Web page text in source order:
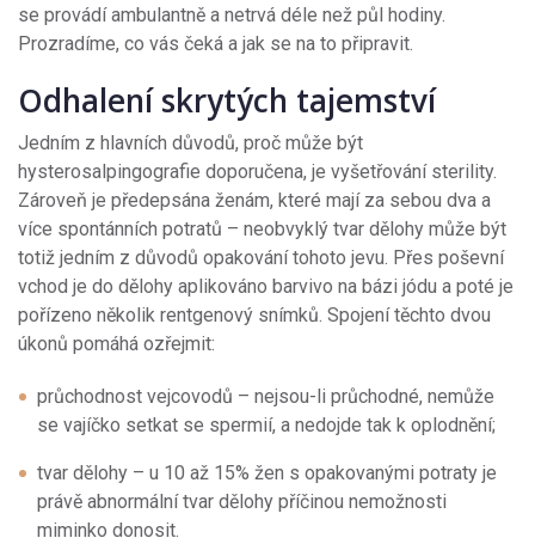
se provádí ambulantně a netrvá déle než půl hodiny.
Prozradíme, co vás čeká a jak se na to připravit.
Odhalení skrytých tajemství
Jedním z hlavních důvodů, proč může být
hysterosalpingografie doporučena, je vyšetřování sterility.
Zároveň je předepsána ženám, které mají za sebou dva a
více spontánních potratů – neobvyklý tvar dělohy může být
totiž jedním z důvodů opakování tohoto jevu. Přes poševní
vchod je do dělohy aplikováno barvivo na bázi jódu a poté je
pořízeno několik rentgenový snímků. Spojení těchto dvou
úkonů pomáhá ozřejmit:
průchodnost vejcovodů – nejsou-li průchodné, nemůže
se vajíčko setkat se spermií, a nedojde tak k oplodnění;
tvar dělohy – u 10 až 15% žen s opakovanými potraty je
právě abnormální tvar dělohy příčinou nemožnosti
miminko donosit.